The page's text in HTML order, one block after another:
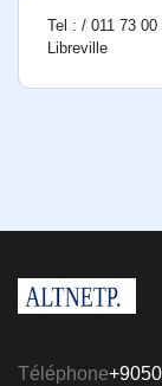
Tel : / 011 73
Libreville
Téléphone